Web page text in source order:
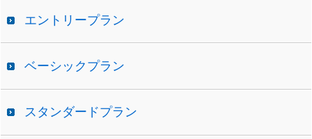
エントリープラン
ベーシックプラン
スタンダードプラン